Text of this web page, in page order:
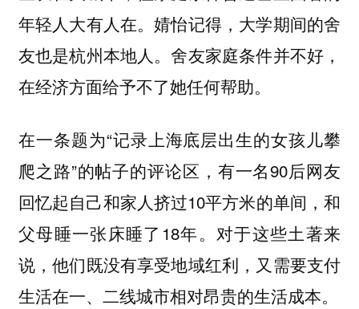
年轻人大有人在。婧怡记得，大学期间的舍
友也是杭州本地人。舍友家庭条件并不好，
在经济方面给予不了她任何帮助。
在一条题为“记录上海底层出生的女孩儿攀
爬之路”的帖子的评论区，有一名90后网友
回忆起自己和家人挤过10平方米的单间，和
父母睡一张床睡了18年。对于这些土著来
说，他们既没有享受地域红利，又需要支付
生活在一、二线城市相对昂贵的生活成本。